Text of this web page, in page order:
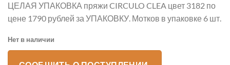
ЦЕЛАЯ УПАКОВКА пряжи CIRCULO CLEA цвет 3182 по
цене 1790 рублей за УПАКОВКУ. Мотков в упаковке 6 шт.
Нет в наличии